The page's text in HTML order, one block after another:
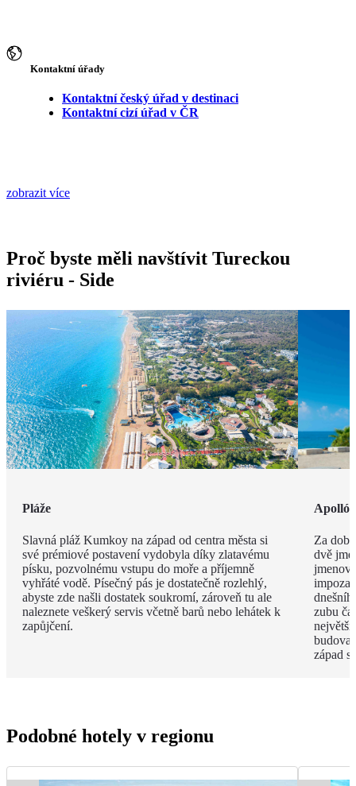
Kontaktní úřady
Kontaktní český úřad v destinaci
Kontaktní cizí úřad v ČR
zobrazit více
Proč byste měli navštívit Tureckou
riviéru - Side
Pláže
Slavná pláž Kumkoy na západ od centra města si
své prémiové postavení vydobyla díky zlatavému
písku, pozvolnému vstupu do moře a příjemně
vyhřáté vodě. Písečný pás je dostatečně rozlehlý,
abyste zde našli dostatek soukromí, zároveň tu ale
naleznete veškerý servis včetně barů nebo lehátek k
zapůjčení.
Za dob
dvě
zubu
největší
budova
západ
Podobné hotely v regionu